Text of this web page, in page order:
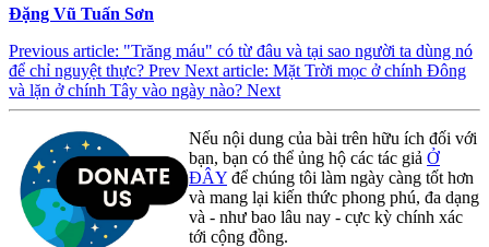
Đặng Vũ Tuấn Sơn
Previous article: "Trăng máu" có từ đâu và tại sao người ta dùng nó
để chỉ nguyệt thực? Prev Next article: Mặt Trời mọc ở chính Đông
và lặn ở chính Tây vào ngày nào? Next
Nếu nội dung của bài trên hữu ích đối với
bạn, bạn có thể ủng hộ các tác giả Ở
ĐÂY để chúng tôi làm ngày càng tốt hơn
và mang lại kiến thức phong phú, đa dạng
và - như bao lâu nay - cực kỳ chính xác
tới cộng đồng.